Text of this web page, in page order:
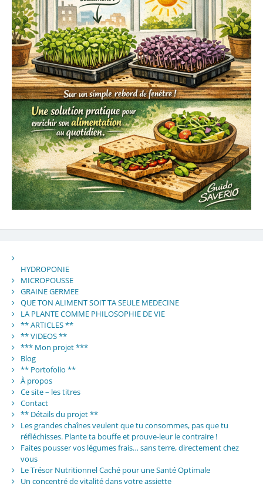
HYDROPONIE
MICROPOUSSE
GRAINE GERMEE
QUE TON ALIMENT SOIT TA SEULE MEDECINE
LA PLANTE COMME PHILOSOPHIE DE VIE
** ARTICLES **
** VIDEOS **
*** Mon projet ***
Blog
** Portofolio **
À propos
Ce site – les titres
Contact
** Détails du projet **
Les grandes chaînes veulent que tu consommes, pas que tu
réfléchisses. Plante ta bouffe et prouve-leur le contraire !
Faites pousser vos légumes frais… sans terre, directement chez
vous
Le Trésor Nutritionnel Caché pour une Santé Optimale
Un concentré de vitalité dans votre assiette